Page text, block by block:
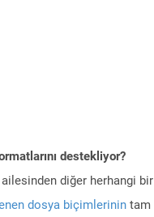
destekliyor?
diğer herhangi bir
dosya biçimlerinin tam